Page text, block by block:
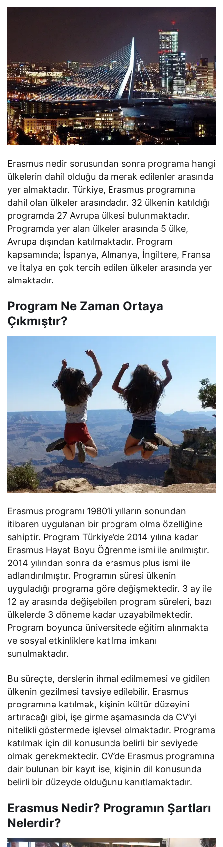
Erasmus nedir sorusundan sonra programa hangi
ülkelerin dahil olduğu da merak edilenler arasında
yer almaktadır. Türkiye, Erasmus programına
dahil olan ülkeler arasındadır. 32 ülkenin katıldığı
programda 27 Avrupa ülkesi bulunmaktadır.
Programda yer alan ülkeler arasında 5 ülke,
Avrupa dışından katılmaktadır. Program
kapsamında; İspanya, Almanya, İngiltere, Fransa
ve İtalya en çok tercih edilen ülkeler arasında yer
almaktadır.
Program Ne Zaman Ortaya
Çıkmıştır?
Erasmus programı 1980’li yılların sonundan
itibaren uygulanan bir program olma özelliğine
sahiptir. Program Türkiye’de 2014 yılına kadar
Erasmus Hayat Boyu Öğrenme ismi ile anılmıştır.
2014 yılından sonra da erasmus plus ismi ile
adlandırılmıştır. Programın süresi ülkenin
uyguladığı programa göre değişmektedir. 3 ay ile
12 ay arasında değişebilen program süreleri, bazı
ülkelerde 3 döneme kadar uzayabilmektedir.
Program boyunca üniversitede eğitim alınmakta
ve sosyal etkinliklere katılma imkanı
sunulmaktadır.
Bu süreçte, derslerin ihmal edilmemesi ve gidilen
ülkenin gezilmesi tavsiye edilebilir. Erasmus
programına katılmak, kişinin kültür düzeyini
artıracağı gibi, işe girme aşamasında da CV’yi
nitelikli göstermede işlevsel olmaktadır. Programa
katılmak için dil konusunda belirli bir seviyede
olmak gerekmektedir. CV’de Erasmus programına
dair bulunan bir kayıt ise, kişinin dil konusunda
belirli bir düzeyde olduğunu kanıtlamaktadır.
Erasmus Nedir? Programın Şartları
Nelerdir?